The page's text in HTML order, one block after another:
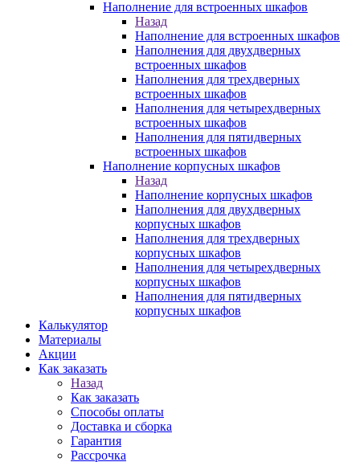
Наполнение для встроенных шкафов
Назад
Наполнение для встроенных шкафов
Наполнения для двухдверных
встроенных шкафов
Наполнения для трехдверных
встроенных шкафов
Наполнения для четырехдверных
встроенных шкафов
Наполнения для пятидверных
встроенных шкафов
Наполнение корпусных шкафов
Назад
Наполнение корпусных шкафов
Наполнения для двухдверных
корпусных шкафов
Наполнения для трехдверных
корпусных шкафов
Наполнения для четырехдверных
корпусных шкафов
Наполнения для пятидверных
корпусных шкафов
Калькулятор
Материалы
Акции
Как заказать
Назад
Как заказать
Способы оплаты
Доставка и сборка
Гарантия
Рассрочка